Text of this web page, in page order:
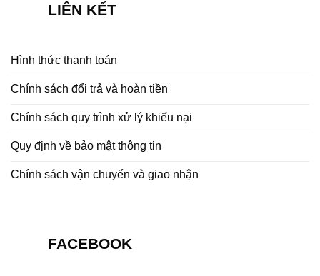
LIÊN KẾT
Hình thức thanh toán
Chính sách đổi trả và hoàn tiền
Chính sách quy trình xử lý khiếu nại
Quy định về bảo mật thông tin
Chính sách vận chuyển và giao nhận
FACEBOOK